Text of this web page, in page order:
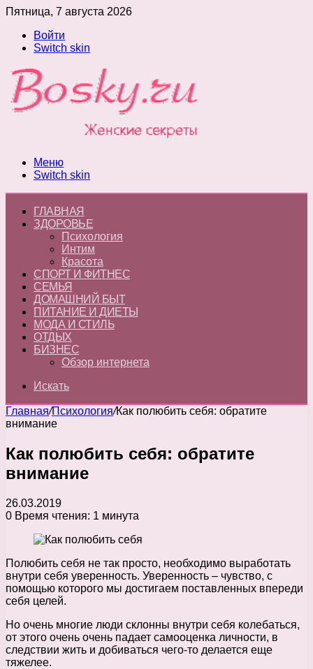
Пятница, 7 августа 2026
Войти
Switch skin
Меню
Switch skin
ГЛАВНАЯ
ЗДОРОВЬЕ
Психология
Интим
Красота
СПОРТ И ФИТНЕС
СЕМЬЯ
ДОМАШНИЙ БЫТ
ПИТАНИЕ И ДИЕТЫ
МОДА И СТИЛЬ
ОТДЫХ
БИЗНЕС
Обзор интернета
Искать
Главная/Психология/Как полюбить себя: обратите
внимание
Как полюбить себя: обратите
внимание
26.03.2019
0 Время чтения: 1 минута
Полюбить себя не так просто, необходимо выработать
внутри себя уверенность. Уверенность – чувство, с
помощью которого мы достигаем поставленных впереди
себя целей.
Но очень многие люди склонны внутри себя колебаться,
от этого очень очень падает самооценка личности, в
следствии жить и добиваться чего-то делается еще
тяжелее.